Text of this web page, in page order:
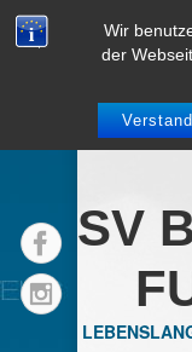
Wir
der
SV